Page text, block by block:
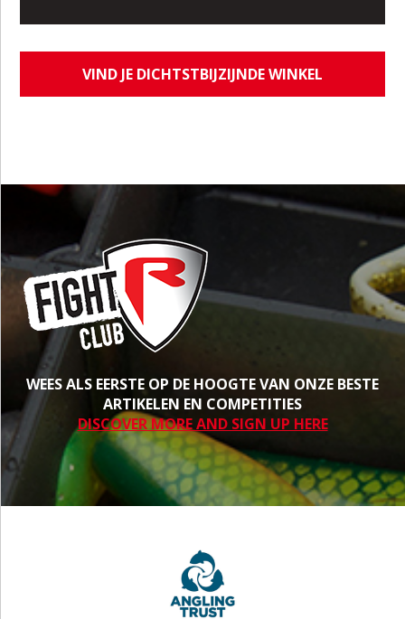
VIND JE DICHTSTBIJZIJNDE WINKEL
WEES ALS EERSTE OP DE HOOGTE VAN ONZE BESTE
ARTIKELEN EN COMPETITIES
DISCOVER MORE AND SIGN UP HERE